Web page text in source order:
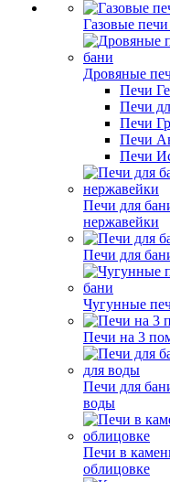
Газовые
Дровяные
Печи
Печи
Печи
Печи
Печи
Печи для
нержавейки
Печи для
Чугунные
Печи на 3
Печи для
воды
Печи в
облицовке